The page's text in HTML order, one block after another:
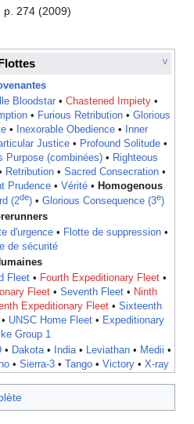
, p. 274 (2009)
V
Bloodstar• Chastened Impiety•
• Furious Retribution• Glorious
• Inexorable Obedience •
Inner
Justice• Profound Solitude•
Purpose (combinées)• Righteous
Retribution• Sacred Consecration•
Prudence • Vérité • Homogenous
(2de)• Glorious Consequence (3e)
d'urgence • Flotte de suppression •
de sécurité
Fleet• Fourth Expeditionary Fleet•
Fleet• Seventh Fleet• Ninth
Expeditionary Fleet• Sixteenth
• UNSC Home Fleet • Expeditionary
Group 1
• Dakota• India• Leviathan • Medii •
• Sierra-3 • Tango • Victory • X-ray